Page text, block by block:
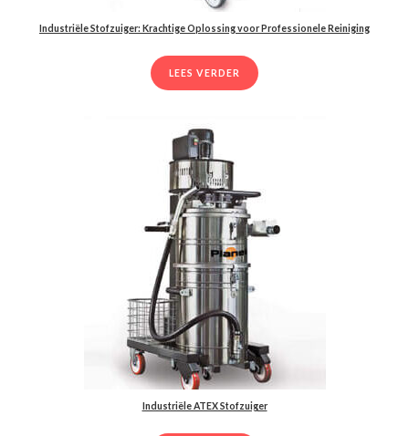
Industriële Stofzuiger: Krachtige Oplossing voor Professionele Reiniging
LEES VERDER
Industriële ATEX Stofzuiger